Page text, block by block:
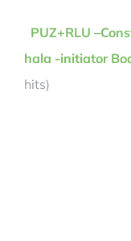
PUZ+RLU
hala -initiator
hits)